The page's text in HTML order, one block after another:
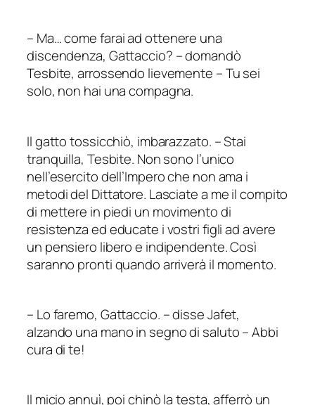
– Ma… come farai ad ottenere una
discendenza, Gattaccio? –domandò
Tesbite, arrossendo lievemente –Tu sei
solo, non hai una compagna.
Il gatto tossicchiò, imbarazzato. –Stai
tranquilla, Tesbite. Non sono l’unico
nell’esercito dell’Impero che non ama i
metodi del Dittatore. Lasciate a me il compito
di mettere in piedi un movimento di
resistenza ed educate i vostri figli ad avere
un pensiero libero e indipendente. Così
saranno pronti quando arriverà il momento.
– Lo faremo, Gattaccio. –disse Jafet,
alzando una mano in segno di saluto – Abbi
cura di te!
Il micio annuì, poi chinò la testa, afferrò un